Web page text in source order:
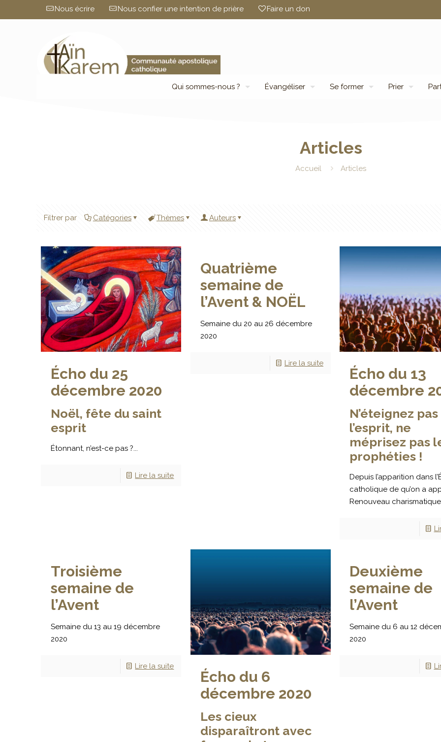
Nous écrire Nous confier une intention de prière Faire un don
Qui sommes-nous ? Évangéliser Se former Prier
Articles
Accueil Articles
Filtrer par Catégories Thèmes Auteurs
Écho du 25
décembre 2020
Noël, fête du saint
esprit
Étonnant, n’est-ce pas ?...
Lire la suite
Quatrième
semaine de
l’Avent & NOËL
Semaine du 20 au 26 décembre
2020
Lire la suite
Écho du 13
décembre
N’éteignez pas
l’esprit, ne
méprisez pas
prophéties !
Depuis l’apparition dans
catholique de qu’on a
Renouveau charismatique
Troisième
semaine de
l’Avent
Semaine du 13 au 19 décembre
2020
Lire la suite
Écho du 6
décembre 2020
Les cieux
disparaîtront avec
Deuxième
semaine de
l’Avent
Semaine du 6 au 12
2020